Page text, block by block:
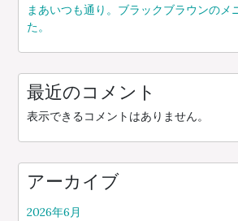
まあいつも通り。ブラックブラウンのメ
た。
最近のコメント
表示できるコメントはありません。
アーカイブ
2026年6月